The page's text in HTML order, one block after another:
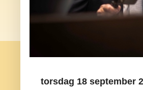
torsdag 18 september